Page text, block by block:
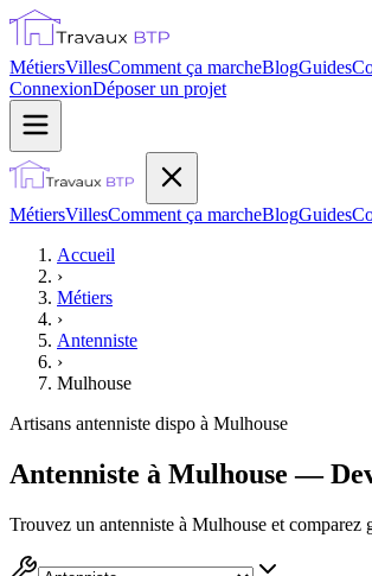
MétiersVillesComment ça marcheBlogGuides
ConnexionDéposer un projet
MétiersVillesComment ça marcheBlogGuides
Accueil
›
Métiers
›
Antenniste
›
Mulhouse
Artisans antenniste dispo à Mulhouse
Antenniste à Mulhouse —
Trouvez un antenniste à Mulhouse et